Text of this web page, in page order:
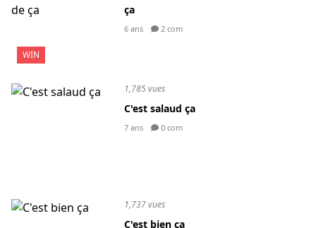
WIN
ça
6 ans 2 com
1,785 vues
C'est salaud ça
7 ans 0 com
1,737 vues
C'est bien ça